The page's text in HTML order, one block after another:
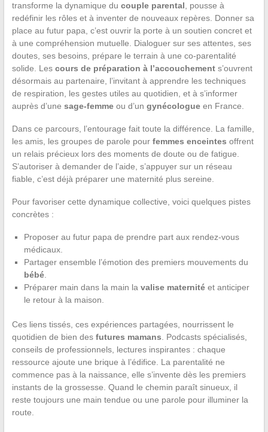
transforme la dynamique du couple parental , pousse à
redéfinir les rôles et à inventer de nouveaux repères. Donner sa
place au futur papa, c’est ouvrir la porte à un soutien concret et
à une compréhension mutuelle. Dialoguer sur ses attentes, ses
doutes, ses besoins, prépare le terrain à une co-parentalité
solide. Les cours de préparation à l’accouchements’ouvrent
désormais au partenaire, l’invitant à apprendre les techniques
de respiration, les gestes utiles au quotidien, et à s’informer
auprès d’une sage-femmeou d’un gynécologueen France.
Dans ce parcours, l’entourage fait toute la différence. La famille,
les amis, les groupes de parole pour femmes enceintes offrent
un relais précieux lors des moments de doute ou de fatigue.
S’autoriser à demander de l’aide, s’appuyer sur un réseau
fiable, c’est déjà préparer une maternité plus sereine.
Pour favoriser cette dynamique collective, voici quelques pistes
concrètes :
Proposer au futur papa de prendre part aux rendez-vous
médicaux.
Partager ensemble l’émotion des premiers mouvements du
bébé.
Préparer main dans la main la valise maternitéet anticiper
le retour à la maison.
Ces liens tissés, ces expériences partagées, nourrissent le
quotidien de bien des futures mamans . Podcasts spécialisés,
conseils de professionnels, lectures inspirantes : chaque
ressource ajoute une brique à l’édifice. La parentalité ne
commence pas à la naissance, elle s’invente dès les premiers
instants de la grossesse. Quand le chemin paraît sinueux, il
reste toujours une main tendue ou une parole pour illuminer la
route.